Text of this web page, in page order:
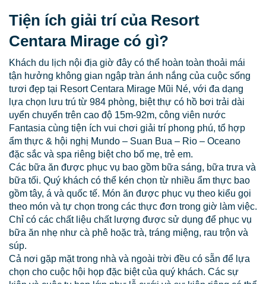
Tiện ích giải trí của Resort
Centara Mirage có gì?
Khách du lịch nội địa giờ đây có thể hoàn toàn thoải mái
tận hưởng không gian ngập tràn ánh nắng của cuộc sống
tươi đẹp tại Resort Centara Mirage Mũi Né, với đa dạng
lựa chọn lưu trú từ 984 phòng, biệt thự có hồ bơi trải dài
uyển chuyển trên cao độ 15m-92m, công viên nước
Fantasia cùng tiện ích vui chơi giải trí phong phú, tổ hợp
ẩm thực & hội nghị Mundo – Suan Bua – Rio – Oceano
đặc sắc và spa riêng biệt cho bố mẹ, trẻ em.
Các bữa ăn được phục vụ bao gồm bữa sáng, bữa trưa và
bữa tối. Quý khách có thể kén chọn từ nhiều ẩm thực bao
gồm tây, á và quốc tế. Món ăn được phục vụ theo kiểu gọi
theo món và tự chọn trong các thực đơn trong giờ làm việc.
Chỉ có các chất liệu chất lượng được sử dụng để phục vụ
bữa ăn nhẹ như cà phê hoặc trà, tráng miệng, rau trộn và
súp.
Cả nơi gặp mặt trong nhà và ngoài trời đều có sẵn để lựa
chọn cho cuộc hội họp đặc biệt của quý khách. Các sự